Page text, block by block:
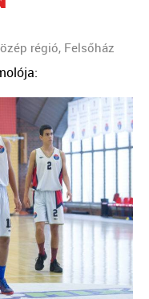
régió, Felsőház